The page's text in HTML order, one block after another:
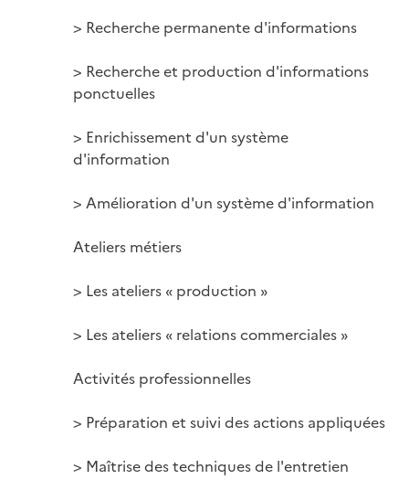
> Recherche permanente d'informations
> Recherche et production d'informations
ponctuelles
> Enrichissement d'un système
d'information
> Amélioration d'un système d'information
Ateliers métiers
> Les ateliers « production »
> Les ateliers « relations commerciales »
Activités professionnelles
> Préparation et suivi des actions appliquées
> Maîtrise des techniques de l'entretien